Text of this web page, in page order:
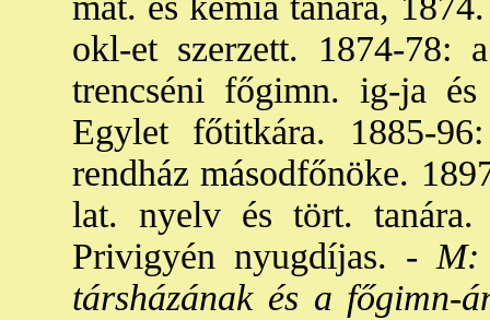
okl-et szerzett. 1874-78:
trencséni főgimn. ig-ja és
Egylet főtitkára. 1885-
rendház másodfőnöke.
lat. nyelv és tört. tanára.
Privigyén nyugdíjas. - M:
társházának és a főgimn-